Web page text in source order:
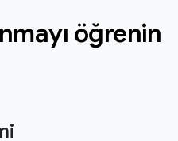
öğrenin